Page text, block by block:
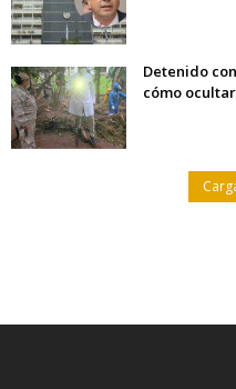
Detenido
cómo